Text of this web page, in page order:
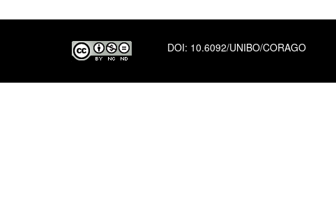
DOI: 10.6092/UNIBO/CORAGO